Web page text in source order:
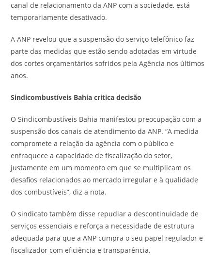
canal de relacionamento da ANP com a sociedade, está
temporariamente desativado.
A ANP revelou que a suspensão do serviço telefônico faz
parte das medidas que estão sendo adotadas em virtude
dos cortes orçamentários sofridos pela Agência nos últimos
anos.
Sindicombustíveis Bahia critica decisão
O Sindicombustíveis Bahia manifestou preocupação com a
suspensão dos canais de atendimento da ANP. “A medida
compromete a relação da agência com o público e
enfraquece a capacidade de fiscalização do setor,
justamente em um momento em que se multiplicam os
desafios relacionados ao mercado irregular e à qualidade
dos combustíveis”, diz a nota.
O sindicato também disse repudiar a descontinuidade de
serviços essenciais e reforça a necessidade de estrutura
adequada para que a ANP cumpra o seu papel regulador e
fiscalizador com eficiência e transparência.